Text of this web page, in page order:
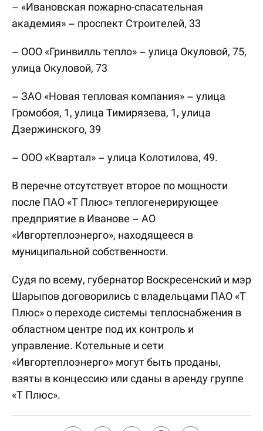
– «Ивановская пожарно-спасательная
академия» – проспект Строителей, 33
– ООО «Гринвилль тепло» – улица Окуловой, 75,
улица Окуловой, 73
– ЗАО «Новая тепловая компания» – улица
Громобоя, 1, улица Тимирязева, 1, улица
Дзержинского, 39
– ООО «Квартал» – улица Колотилова, 49.
В перечне отсутствует второе по мощности
после ПАО «Т Плюс» теплогенерирующее
предприятие в Иванове – АО
«Ивгортеплоэнерго», находящееся в
муниципальной собственности.
Судя по всему, губернатор Воскресенский и мэр
Шарыпов договорились с владельцами ПАО «Т
Плюс» о переходе системы теплоснабжения в
областном центре под их контроль и
управление. Котельные и сети
«Ивгортеплоэнерго» могут быть проданы,
взяты в концессию или сданы в аренду группе
«Т Плюс».